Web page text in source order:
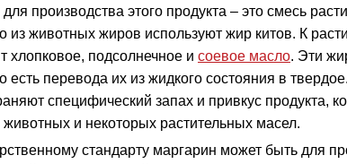
производства этого продукта – это смесь
из животных жиров используют жир китов. К
хлопковое, подсолнечное и соевое масло. Эти
есть перевода их из жидкого состояния в
специфический запах и привкус продукта,
и некоторых растительных масел.
стандарту маргарин может быть для